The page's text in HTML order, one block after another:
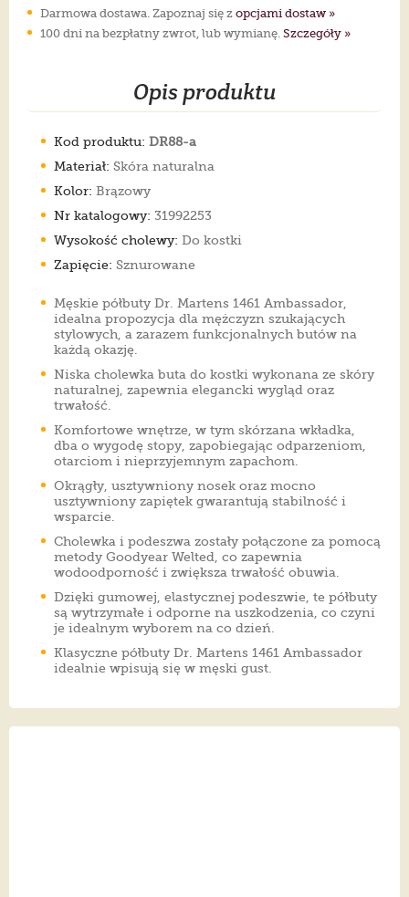
Darmowa dostawa. Zapoznaj się z opcjami dostaw »
100 dni na bezpłatny zwrot, lub wymianę. Szczegóły »
Opis produktu
Kod produktu: DR88-a
Materiał: Skóra naturalna
Kolor: Brązowy
Nr katalogowy: 31992253
Wysokość cholewy: Do kostki
Zapięcie: Sznurowane
Męskie półbuty Dr. Martens 1461 Ambassador,
idealna propozycja dla mężczyzn szukających
stylowych, a zarazem funkcjonalnych butów na
każdą okazję.
Niska cholewka buta do kostki wykonana ze skóry
naturalnej, zapewnia elegancki wygląd oraz
trwałość.
Komfortowe wnętrze, w tym skórzana wkładka,
dba o wygodę stopy, zapobiegając odparzeniom,
otarciom i nieprzyjemnym zapachom.
Okrągły, usztywniony nosek oraz mocno
usztywniony zapiętek gwarantują stabilność i
wsparcie.
Cholewka i podeszwa zostały połączone za pomocą
metody Goodyear Welted, co zapewnia
wodoodporność i zwiększa trwałość obuwia.
Dzięki gumowej, elastycznej podeszwie, te półbuty
są wytrzymałe i odporne na uszkodzenia, co czyni
je idealnym wyborem na co dzień.
Klasyczne półbuty Dr. Martens 1461 Ambassador
idealnie wpisują się w męski gust.